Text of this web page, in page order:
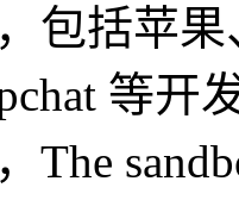
包括苹果
等开
The